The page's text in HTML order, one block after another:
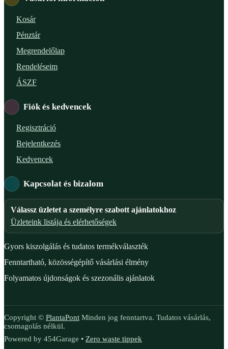
Kosár
Pénztár
Megrendelőlap
Rendeléseim
ÁSZF
Fiók és kedvencek
Regisztráció
Bejelentkezés
Kedvencek
Kapcsolat és bizalom
Válassz üzletet a személyre szabott ajánlatokhoz
Üzleteink listája és elérhetőségek
Gyors kiszolgálás és tudatos termékválaszték
Fenntartható, közösségépítő vásárlási élmény
Folyamatos újdonságok és szezonális ajánlatok
Copyright © PlantaPont Minden jog fenntartva. Tudatos vásárlás,
csomagolás nélkül.
Powered by 454Garage • Zero waste tippek